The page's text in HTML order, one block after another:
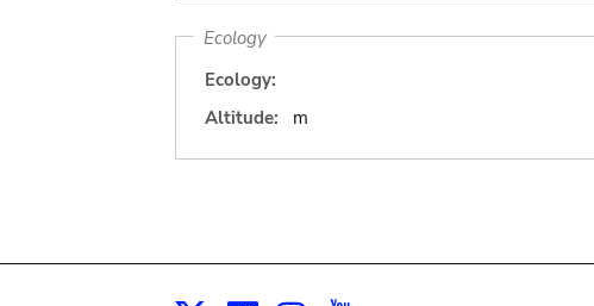
Ecology
Ecology:
Altitude:
m